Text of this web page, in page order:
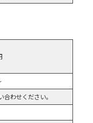
合わせください。